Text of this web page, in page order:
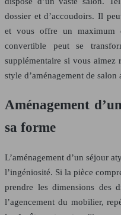
dossier et d’accoudoirs. Il
et vous offre un maximum
convertible peut se
supplémentaire si vous aimez
style d’aménagement de salon
Aménagement
sa forme
L’aménagement d’un séjour
l’ingéniosité. Si la pièce
prendre les dimensions des
l’agencement du mobilier,